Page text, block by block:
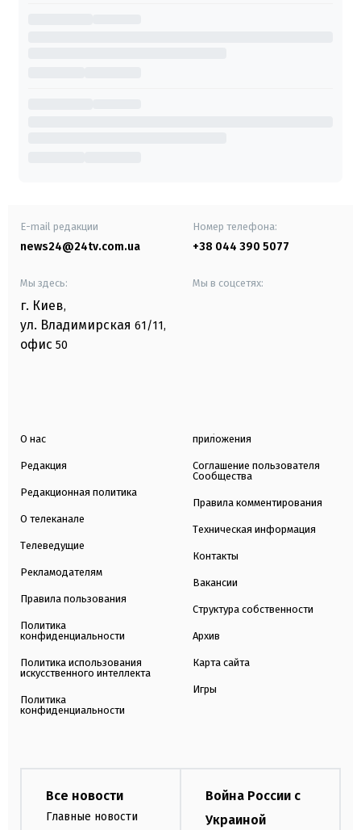
E-mail редакции
news24@24tv.com.ua
Номер телефона:
+38 044 390 5077
Мы здесь:
г. Киев,
ул. Владимирская 61/11,
офис 50
Мы в соцсетях:
О нас
Редакция
Редакционная политика
О телеканале
Телеведущие
Рекламодателям
Правила пользования
Политика
конфиденциальности
Политика использования
искусственного интеллекта
Политика
конфиденциальности
приложения
Соглашение пользователя
Сообщества
Правила комментирования
Техническая информация
Контакты
Вакансии
Структура собственности
Архив
Карта сайта
Игры
Все новости
Главные новости
Война России с
Украиной